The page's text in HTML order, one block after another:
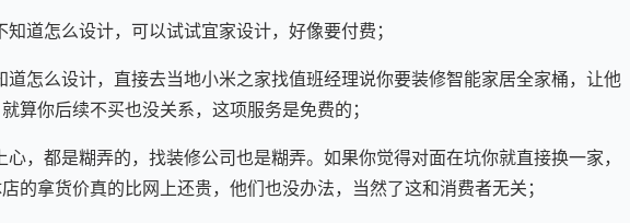
道怎么设计，可以试试宜家设计，好像要付费；
道怎么设计，直接去当地小米之家找值班经理说你要装修智能家居全家桶，让他
算你后续不买也没关系，这项服务是免费的；
，都是糊弄的，找装修公司也是糊弄。如果你觉得对面在坑你就直接换一家，
的拿货价真的比网上还贵，他们也没办法，当然了这和消费者无关；